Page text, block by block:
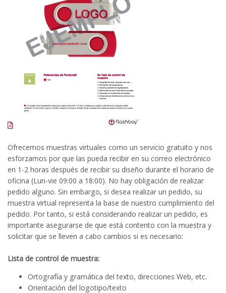
Ofrecemos muestras virtuales como un servicio gratuito y nos
esforzamos por que las pueda recibir en su correo electrónico
en 1-2 horas después de recibir su diseño durante el horario de
oficina (Lun-vie 09:00 a 18:00). No hay obligación de realizar
pedido alguno. Sin embargo, si desea realizar un pedido, su
muestra virtual representa la base de nuestro cumplimiento del
pedido. Por tanto, si está considerando realizar un pedido, es
importante asegurarse de que está contento con la muestra y
solicitar que se lleven a cabo cambios si es necesario:
Lista de control de muestra:
Ortografía y gramática del texto, direcciones Web, etc.
Orientación del logotipo/texto